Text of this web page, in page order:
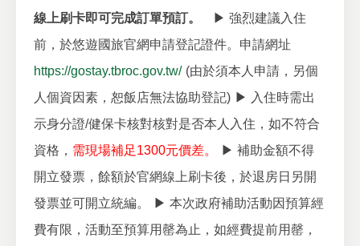
線上刷卡即可完成訂單預訂。
▶ 強烈建議入住
前，於悠遊國旅官網申請登記證件。申請網址
https://gostay.tbroc.gov.tw/ (由於須本人申請，另個
人個資因素，恕飯店無法協助登記) ▶ 入住時需出
示身分證/健保卡核對核對是否本人入住，如不符合
資格， 需現場補足1300元價差。
▶ 補助金額不得
開立發票，餘額於官網線上刷卡後，於退房日另開
發票並可開立統編。
▶ 本次政府補助活動因預算經
費有限，活動至預算用罄為止，如經費提前用罄，